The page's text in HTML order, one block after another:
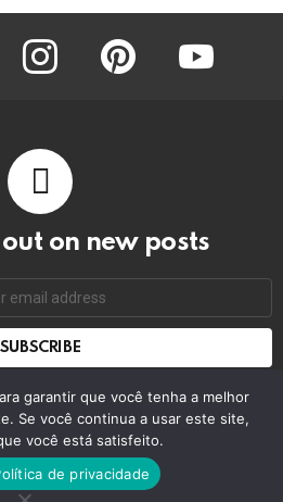
instagram pinterest youtube
out on new posts
Remember to change this
garantir que você tenha a melhor
Se você continua a usar este site,
você está satisfeito.
de privacidade